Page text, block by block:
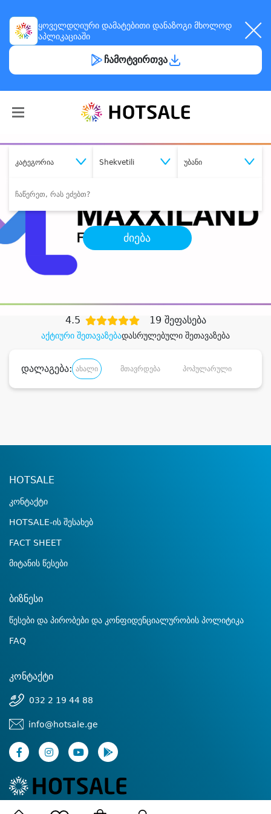
ყოველდღიური დამატებითი დანაზოგი მხოლოდ
აპლიკაციაში
ჩამოტვირთვა
კატეგორია Shekvetili უბანი
ძიება
შეიძინე
აქტიური შეთავაზებადასრულებული შეთავაზება
4.5 19 შეფასება
დალაგება: ახალი მთავრდება პოპულარული
HOTSALE
კონტაქტი
HOTSALE-ის შესახებ
FACT SHEET
მიტანის წესები
ბიზნესი
წესები და პირობები და კონფიდენციალურობის პოლიტიკა
FAQ
კონტაქტი
032 2 19 44 88
info@hotsale.ge